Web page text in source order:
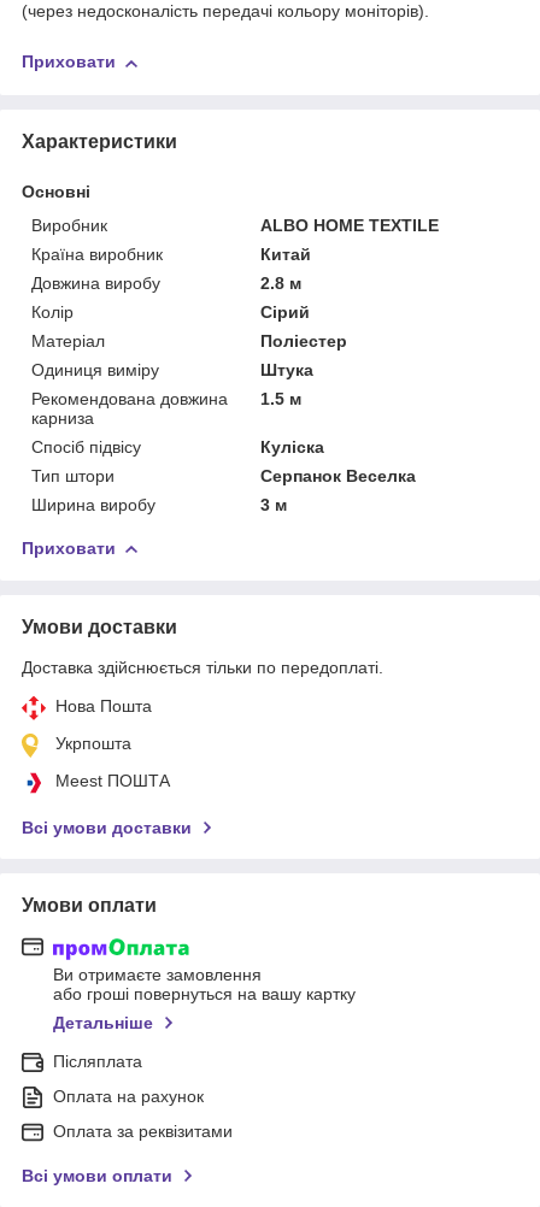
(через недосконалість передачі кольору моніторів).
Приховати
Характеристики
Основні
Виробник
ALBO HOME TEXTILE
Країна виробник
Китай
Довжина виробу
2.8 м
Колір
Сірий
Матеріал
Поліестер
Одиниця виміру
Штука
Рекомендована довжина
карниза
1.5 м
Спосіб підвісу
Куліска
Тип штори
Серпанок Веселка
Ширина виробу
3 м
Приховати
Умови доставки
Доставка здійснюється тільки по передоплаті.
Нова Пошта
Укрпошта
Meest ПОШТА
Всі умови доставки
Умови оплати
Ви отримаєте замовлення
або гроші повернуться на вашу картку
Детальніше
Післяплата
Оплата на рахунок
Оплата за реквізитами
Всі умови оплати